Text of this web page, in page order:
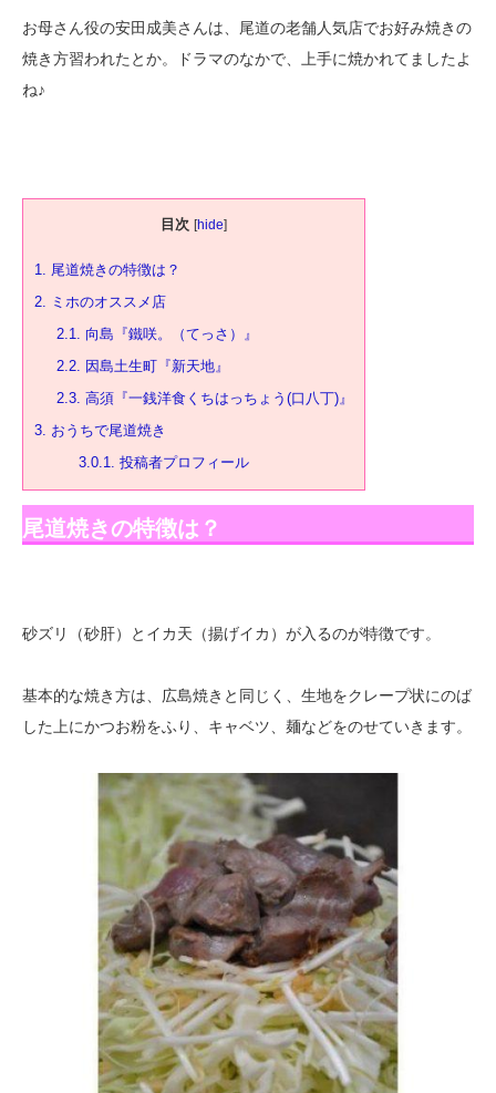
お母さん役の安田成美さんは、尾道の老舗人気店でお好み焼きの
焼き方習われたとか。ドラマのなかで、上手に焼かれてましたよ
ね♪
目次 [hide]
1.
尾道焼きの特徴は？
2.
ミホのオススメ店
2.1.
向島『鐵咲。（てっさ）』
2.2.
因島土生町『新天地』
2.3. 高須『一銭洋食くちはっちょう(口八丁)』
3. おうちで尾道焼き
3.0.1.
投稿者プロフィール
尾道焼きの特徴は？
砂ズリ（砂肝）とイカ天（揚げイカ）が入るのが特徴です。
基本的な焼き方は、広島焼きと同じく、生地をクレープ状にのば
した上にかつお粉をふり、キャベツ、麺などをのせていきます。